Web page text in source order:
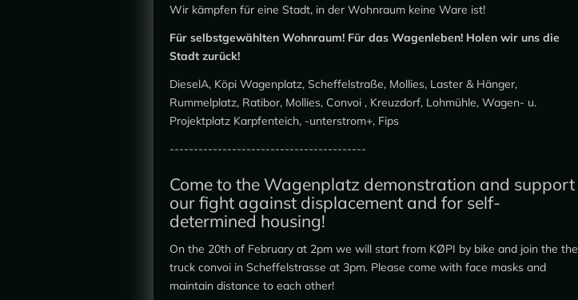
Wir kämpfen für eine Stadt, in der Wohnraum keine Ware ist!
Für selbstgewählten Wohnraum! Für das Wagenleben! Holen wir uns die
Stadt zurück!
DieselA, Köpi Wagenplatz, Scheffelstraße, Mollies, Laster & Hänger,
Rummelplatz, Ratibor, Mollies, Convoi , Kreuzdorf, Lohmühle, Wagen- u.
Projektplatz Karpfenteich, -unterstrom+, Fips
-----------------------------------------
Come to the Wagenplatz demonstration and support
our fight against displacement and for self-
determined housing!
On the 20th of February at 2pm we will start from KØPI by bike and join the the
truck convoi in Scheffelstrasse at 3pm. Please come with face masks and
maintain distance to each other!